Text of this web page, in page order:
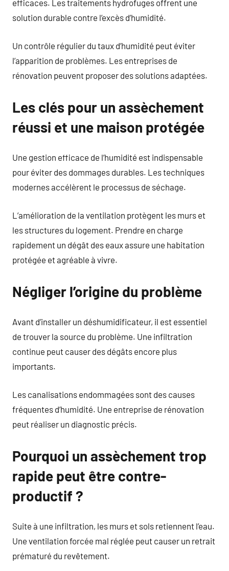
efficaces. Les traitements hydrofuges offrent une
solution durable contre l’excès d’humidité.
Un contrôle régulier du taux d’humidité peut éviter
l’apparition de problèmes. Les entreprises de
rénovation peuvent proposer des solutions adaptées.
Les clés pour un assèchement
réussi et une maison protégée
Une gestion efficace de l’humidité est indispensable
pour éviter des dommages durables. Les techniques
modernes accélèrent le processus de séchage.
L’amélioration de la ventilation protègent les murs et
les structures du logement. Prendre en charge
rapidement un dégât des eaux assure une habitation
protégée et agréable à vivre.
Négliger l’origine du problème
Avant d’installer un déshumidificateur, il est essentiel
de trouver la source du problème. Une infiltration
continue peut causer des dégâts encore plus
importants.
Les canalisations endommagées sont des causes
fréquentes d’humidité. Une entreprise de rénovation
peut réaliser un diagnostic précis.
Pourquoi un assèchement trop
rapide peut être contre-
productif ?
Suite à une infiltration, les murs et sols retiennent l’eau.
Une ventilation forcée mal réglée peut causer un retrait
prématuré du revêtement.